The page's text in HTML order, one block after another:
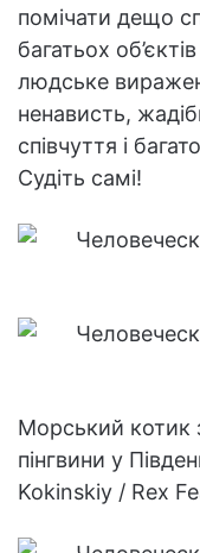
помічати дещо
багатьох
людське
ненависть,
співчуття і
Судіть самі!
Морський котик
пінгвини у
Kokinskiy / Rex